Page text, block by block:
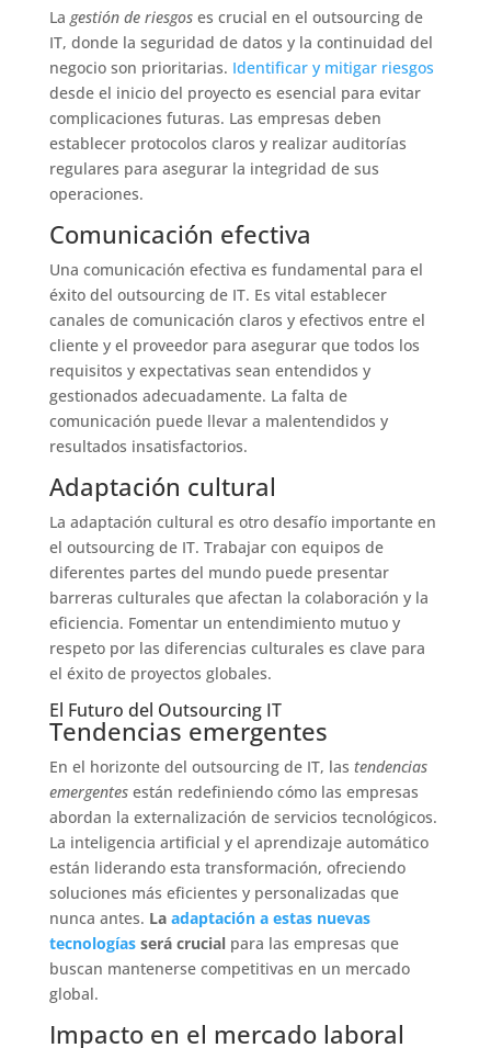
La gestión de riesgoses crucial en el outsourcing de
IT, donde la seguridad de datos y la continuidad del
negocio son prioritarias. Identificar y mitigar riesgos
desde el inicio del proyecto es esencial para evitar
complicaciones futuras. Las empresas deben
establecer protocolos claros y realizar auditorías
regulares para asegurar la integridad de sus
operaciones.
Comunicación efectiva
Una comunicación efectiva es fundamental para el
éxito del outsourcing de IT. Es vital establecer
canales de comunicación claros y efectivos entre el
cliente y el proveedor para asegurar que todos los
requisitos y expectativas sean entendidos y
gestionados adecuadamente. La falta de
comunicación puede llevar a malentendidos y
resultados insatisfactorios.
Adaptación cultural
La adaptación cultural es otro desafío importante en
el outsourcing de IT. Trabajar con equipos de
diferentes partes del mundo puede presentar
barreras culturales que afectan la colaboración y la
eficiencia. Fomentar un entendimiento mutuo y
respeto por las diferencias culturales es clave para
el éxito de proyectos globales.
El Futuro del Outsourcing IT
Tendencias emergentes
En el horizonte del outsourcing de IT, las tendencias
emergentesestán redefiniendo cómo las empresas
abordan la externalización de servicios tecnológicos.
La inteligencia artificial y el aprendizaje automático
están liderando esta transformación, ofreciendo
soluciones más eficientes y personalizadas que
nunca antes. La adaptación a estas nuevas
tecnologíasserá crucialpara las empresas que
buscan mantenerse competitivas en un mercado
global.
Impacto en el mercado laboral